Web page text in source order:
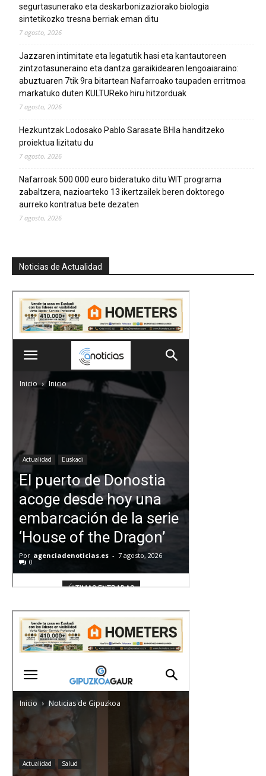
segurtasunerako eta deskarbonizaziorako biologia
sintetikozko tresna berriak eman ditu
7 agosto, 2026
Jazzaren intimitate eta legatutik hasi eta kantautoreen
zintzotasuneraino eta dantza garaikidearen lengoaiaraino:
abuztuaren 7tik 9ra bitartean Nafarroako taupaden erritmoa
markatuko duten KULTUReko hiru hitzorduak
7 agosto, 2026
Hezkuntzak Lodosako Pablo Sarasate BHIa handitzeko
proiektua lizitatu du
7 agosto, 2026
Nafarroak 500 000 euro bideratuko ditu WIT programa
zabaltzera, nazioarteko 13 ikertzailek beren doktorego
aurreko kontratua bete dezaten
7 agosto, 2026
Noticias de Actualidad